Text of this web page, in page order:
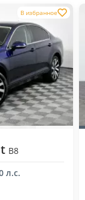
В избранное
B8
л.с.